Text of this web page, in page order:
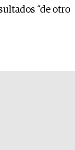
“de otro